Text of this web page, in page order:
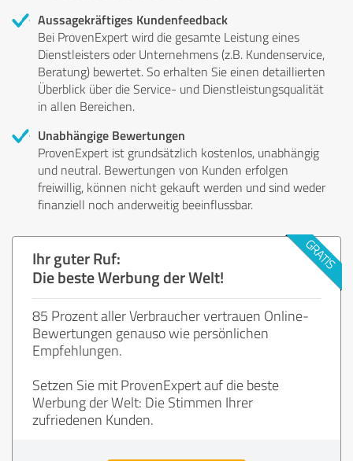
Aussagekräftiges Kundenfeedback
Bei ProvenExpert wird die gesamte Leistung eines
Dienstleisters oder Unternehmens (z.B. Kundenservice,
Beratung) bewertet. So erhalten Sie einen detaillierten
Überblick über die Service- und Dienstleistungsqualität
in allen Bereichen.
Unabhängige Bewertungen
ProvenExpert ist grundsätzlich kostenlos, unabhängig
und neutral. Bewertungen von Kunden erfolgen
freiwillig, können nicht gekauft werden und sind weder
finanziell noch anderweitig beeinflussbar.
Ihr guter Ruf:
Die beste Werbung der Welt!
85 Prozent aller Verbraucher vertrauen Online-
Bewertungen genauso wie persönlichen
Empfehlungen.
Setzen Sie mit ProvenExpert auf die beste
Werbung der Welt: Die Stimmen Ihrer
zufriedenen Kunden.